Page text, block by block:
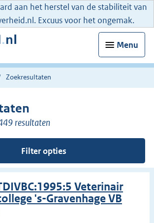
aan het herstel van de stabiliteit van
Excuus voor het ongemak.
Menu
Zoekresultaten
resultaten
Filter opties
Veterinair
's-Gravenhage VB